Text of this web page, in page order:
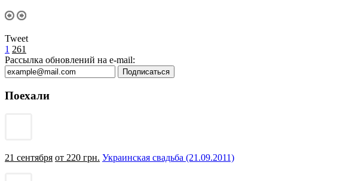
Tweet
1 261
Рассылка обновлений на e-mail:
Поехали
21 сентября от 220 грн. Украинская свадьба (21.09.2011)